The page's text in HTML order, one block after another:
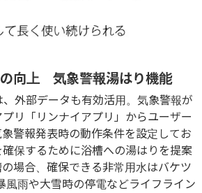
向上 気象警報湯はり機能
外部データも有効活用。気象警報が
リ「リンナイアプリ」からユーザー
警報発表時の動作条件を設定してお
保するために浴槽への湯はりを提案
場合、確保できる非常用水はバケツ
風雨や大雪時の停電などライフライン